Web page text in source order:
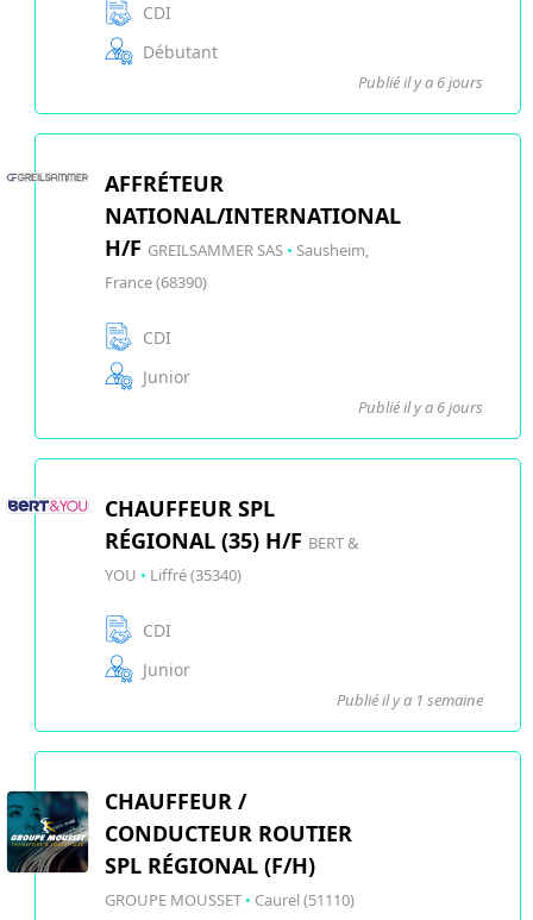
CDI
Débutant
Publié il y a 6 jours
AFFRÉTEUR
NATIONAL/INTERNATIONAL
H/F GREILSAMMER SAS • Sausheim,
France (68390)
CDI
Junior
Publié il y a 6 jours
CHAUFFEUR SPL
RÉGIONAL (35) H/F BERT &
YOU • Liffré (35340)
CDI
Junior
Publié il y a 1 semaine
CHAUFFEUR /
CONDUCTEUR ROUTIER
SPL RÉGIONAL (F/H)
GROUPE MOUSSET • Caurel (51110)